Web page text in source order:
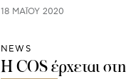
18 ΜΑΪ́ΟΥ 2020
NEWS
Η COS έρχεται